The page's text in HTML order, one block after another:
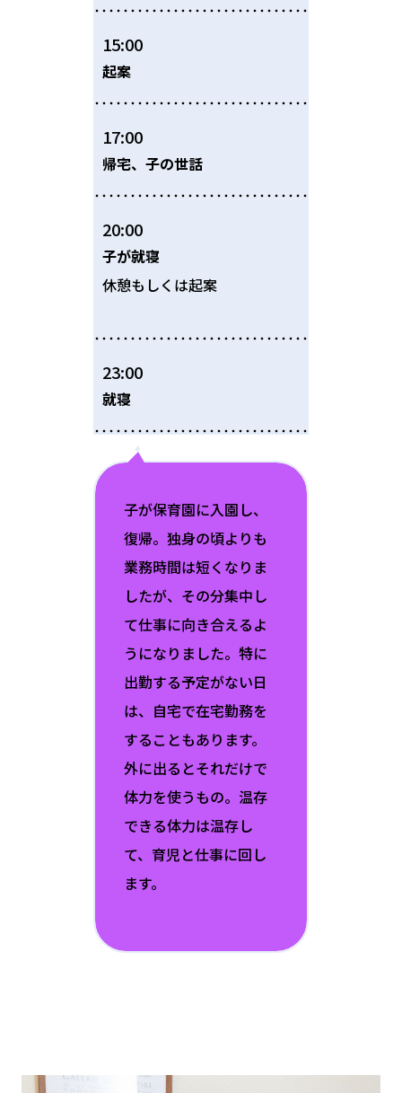
15:00
起案
17:00
帰宅、子の世話
20:00
子が就寝
休憩もしくは起案
23:00
就寝
子が保育園に入園し、
復帰。独身の頃よりも
業務時間は短くなりま
したが、その分集中し
て仕事に向き合えるよ
うになりました。特に
出勤する予定がない日
は、自宅で在宅勤務を
することもあります。
外に出るとそれだけで
体力を使うもの。温存
できる体力は温存し
て、育児と仕事に回し
ます。